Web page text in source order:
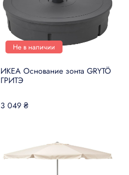
Не в наличии
ИКЕА Основание зонта GRYTÖ
ГРИТЭ
3 049 ₴